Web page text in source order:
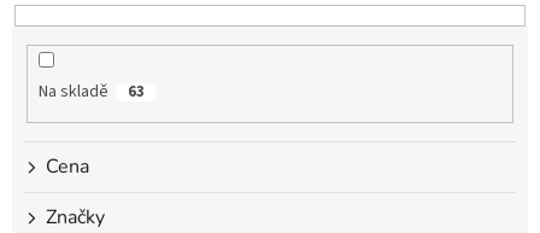
n
Na skladě 63
Cena
Značky